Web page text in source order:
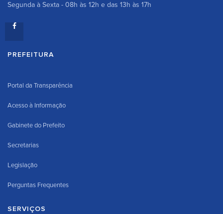
Segunda à Sexta - 08h às 12h e das 13h às 17h
PREFEITURA
Portal da Transparência
Acesso à Informação
Gabinete do Prefeito
Secretarias
Legislação
Perguntas Frequentes
SERVIÇOS